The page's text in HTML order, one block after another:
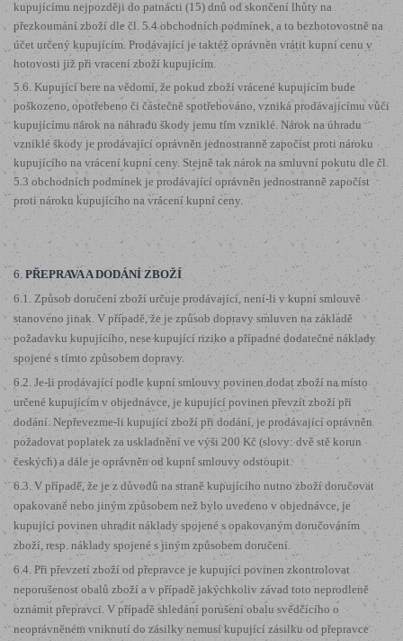
kupujícímu nejpozději do patnácti (15) dnů od skončení lhůty na
přezkoumání zboží dle čl. 5.4 obchodních podmínek, a to bezhotovostně na
účet určený kupujícím. Prodávající je taktéž oprávněn vrátit kupní cenu v
hotovosti již při vracení zboží kupujícím.
5.6. Kupující bere na vědomí, že pokud zboží vrácené kupujícím bude
poškozeno, opotřebeno či částečně spotřebováno, vzniká prodávajícímu vůči
kupujícímu nárok na náhradu škody jemu tím vzniklé. Nárok na úhradu
vzniklé škody je prodávající oprávněn jednostranně započíst proti nároku
kupujícího na vrácení kupní ceny. Stejně tak nárok na smluvní pokutu dle čl.
5.3 obchodních podmínek je prodávající oprávněn jednostranně započíst
proti nároku kupujícího na vrácení kupní ceny.
6. PŘEPRAVA A DODÁNÍ ZBOŽÍ
6.1. Způsob doručení zboží určuje prodávající, není-li v kupní smlouvě
stanoveno jinak. V případě, že je způsob dopravy smluven na základě
požadavku kupujícího, nese kupující riziko a případné dodatečné náklady
spojené s tímto způsobem dopravy.
6.2. Je-li prodávající podle kupní smlouvy povinen dodat zboží na místo
určené kupujícím v objednávce, je kupující povinen převzít zboží při
dodání. Nepřevezme-li kupující zboží při dodání, je prodávající oprávněn
požadovat poplatek za uskladnění ve výši 200 Kč (slovy: dvě stě korun
českých) a dále je oprávněn od kupní smlouvy odstoupit.
6.3. V případě, že je z důvodů na straně kupujícího nutno zboží doručovat
opakovaně nebo jiným způsobem než bylo uvedeno v objednávce, je
kupující povinen uhradit náklady spojené s opakovaným doručováním
zboží, resp. náklady spojené s jiným způsobem doručení.
6.4. Při převzetí zboží od přepravce je kupující povinen zkontrolovat
neporušenost obalů zboží a v případě jakýchkoliv závad toto neprodleně
oznámit přepravci. V případě shledání porušení obalu svědčícího o
neoprávněném vniknutí do zásilky nemusí kupující zásilku od přepravce